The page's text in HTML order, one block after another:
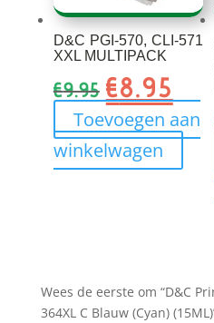
D&C PGI-570, CLI-571
XXL MULTIPACK
€9.95
prijs
was:
€9.95.
€8.95
prijs
is:
Toevoegen aan
winkelwagen
Wees de eerste om “D&C
364XL C Blauw (Cyan)